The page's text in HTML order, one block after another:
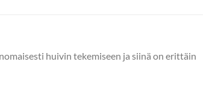
huivin tekemiseen ja siinä on erittäin